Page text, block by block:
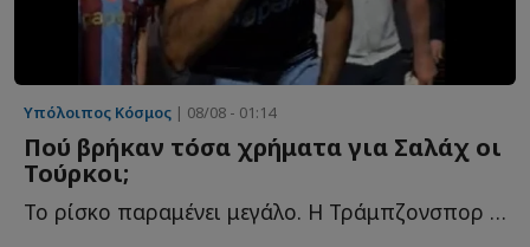
Υπόλοιπος Κόσμος | 08/08 - 01:14
Πού βρήκαν τόσα χρήματα για Σαλάχ οι
Τούρκοι;
Το ρίσκο παραμένει μεγάλο. Η Τράμπζονσπορ δεσμεύεται γ...